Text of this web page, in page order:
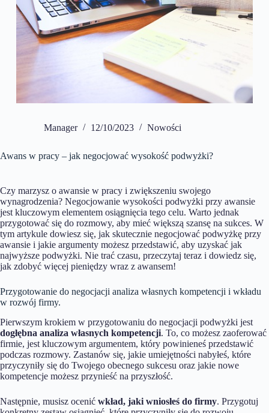
Manager 12/10/2023 Nowości
Awans w pracy – jak negocjować wysokość podwyżki?
Czy marzysz o awansie w pracy i zwiększeniu swojego
wynagrodzenia? Negocjowanie wysokości podwyżki przy awansie
jest kluczowym elementem osiągnięcia tego celu. Warto jednak
przygotować się do rozmowy, aby mieć większą szansę na sukces. W
tym artykule dowiesz się, jak skutecznie negocjować podwyżkę przy
awansie i jakie argumenty możesz przedstawić, aby uzyskać jak
najwyższe podwyżki. Nie trać czasu, przeczytaj teraz i dowiedz się,
jak zdobyć więcej pieniędzy wraz z awansem!
Przygotowanie do negocjacji analiza własnych kompetencji i wkładu
w rozwój firmy.
Pierwszym krokiem w przygotowaniu do negocjacji podwyżki jest
dogłębna analiza własnych kompetencji. To, co możesz zaoferować
firmie, jest kluczowym argumentem, który powinieneś przedstawić
podczas rozmowy. Zastanów się, jakie umiejętności nabyłeś, które
przyczyniły się do Twojego obecnego sukcesu oraz jakie nowe
kompetencje możesz przynieść na przyszłość.
Następnie, musisz ocenić wkład, jaki wniosłeś do firmy. Przygotuj